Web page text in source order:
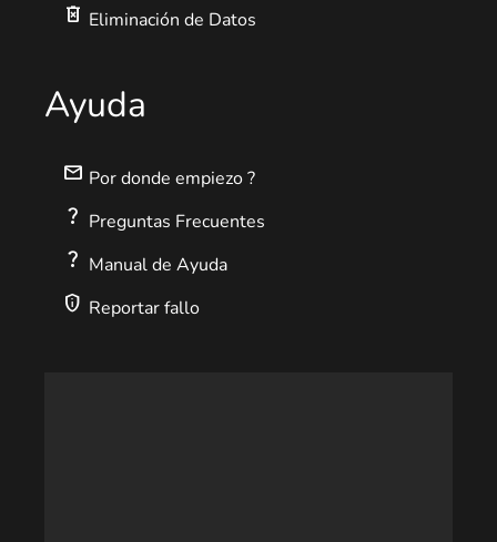
delete_forever Eliminación de Datos
Ayuda
mail Por donde empiezo ?
question_mark Preguntas Frecuentes
question_mark Manual de Ayuda
privacy_tip Reportar fallo